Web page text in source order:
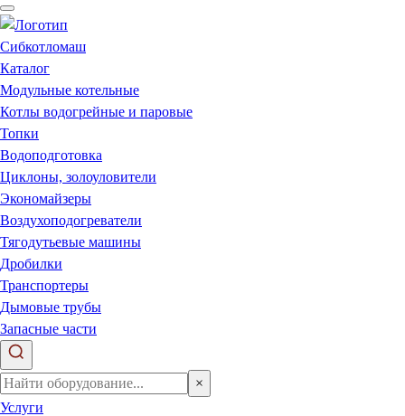
Каталог
Модульные котельные
Котлы водогрейные и паровые
Топки
Водоподготовка
Циклоны, золоуловители
Экономайзеры
Воздухоподогреватели
Тягодутьевые машины
Дробилки
Транспортеры
Дымовые трубы
Запасные части
×
Услуги